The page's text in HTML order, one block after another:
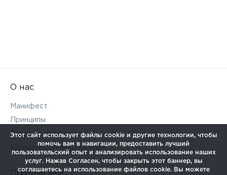
Этот сайт использует файлы cookie и другие технологии, чтобы
помочь вам в навигации, предоставить лучший
пользовательский опыт и анализировать использование наших
услуг. Нажав Согласен, чтобы закрыть этот баннер, вы
соглашаетесь на использование файлов cookie. Вы можете
О нас
Манифест
Принципы
Города и страны
Юридическая информация
Предлагаем